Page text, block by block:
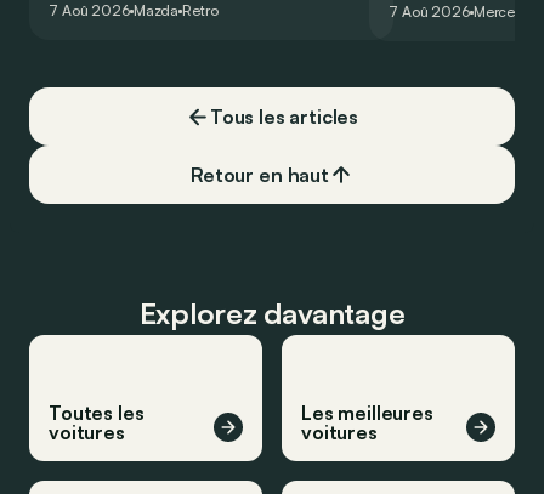
de la plus belle des manières…
7 Aoû 2026 Mazda Retro
moins…
7 Aoû 2026 Mercedes
Tous les articles
Retour en haut
Explorez davantage
Toutes les
voitures
Les meilleures
voitures